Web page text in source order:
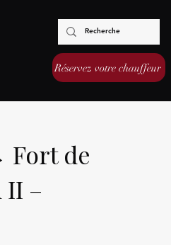
Réservez votre chauffeur
Fort de
II –